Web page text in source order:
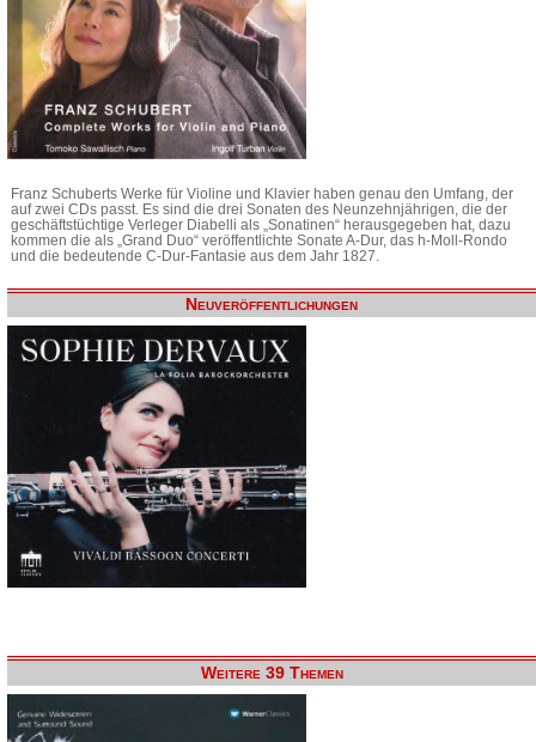
Franz Schuberts Werke für Violine und Klavier haben genau den Umfang, der
auf zwei CDs passt. Es sind die drei Sonaten des Neunzehnjährigen, die der
geschäftstüchtige Verleger Diabelli als „Sonatinen“ herausgegeben hat, dazu
kommen die als „Grand Duo“ veröffentlichte Sonate A-Dur, das h-Moll-Rondo
und die bedeutende C-Dur-Fantasie aus dem Jahr 1827.
Neuveröffentlichungen
Weitere 39 Themen